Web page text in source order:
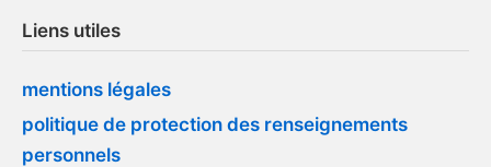
Liens utiles
mentions légales
politique de protection des renseignements
personnels